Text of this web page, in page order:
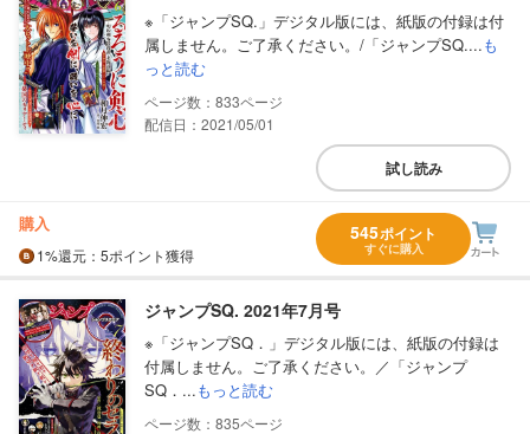
※「ジャンプSQ.」デジタル版には、紙版の付録は付
属しません。ご了承ください。/「ジャンプSQ....も
っと読む
833
配信日：2021/05/01
試し読み
購入
1%還元 ：5ポイント獲得
545ポイント
すぐに購入
ジャンプSQ. 2021年7月号
※「ジャンプSQ．」デジタル版には、紙版の付録は
付属しません。ご了承ください。／「ジャンプ
SQ．...もっと読む
835